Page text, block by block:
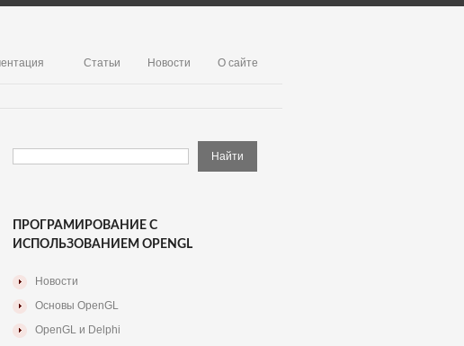
Статьи Новости О сайте
ПРОГРАМИРОВАНИЕ С
ИСПОЛЬЗОВАНИЕМ OPENGL
Новости
Основы OpenGL
OpenGL и Delphi